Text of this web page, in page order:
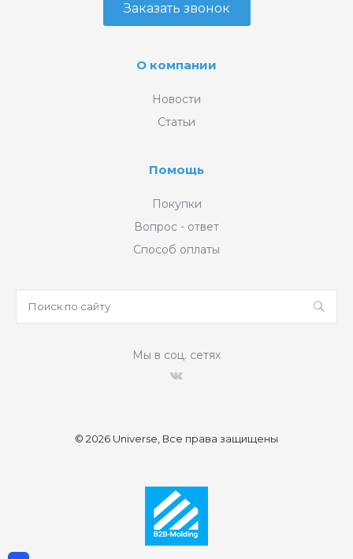
Заказать звонок
О компании
Новости
Статьи
Помощь
Покупки
Вопрос - ответ
Способ оплаты
Мы в соц. сетях
© 2026 Universe, Все права защищены